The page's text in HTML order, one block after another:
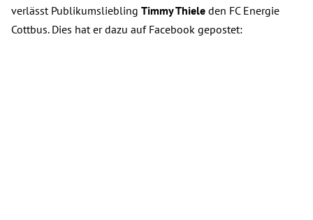
verlässt Publikumsliebling Timmy Thiele den FC Energie
Cottbus. Dies hat er dazu auf Facebook gepostet: